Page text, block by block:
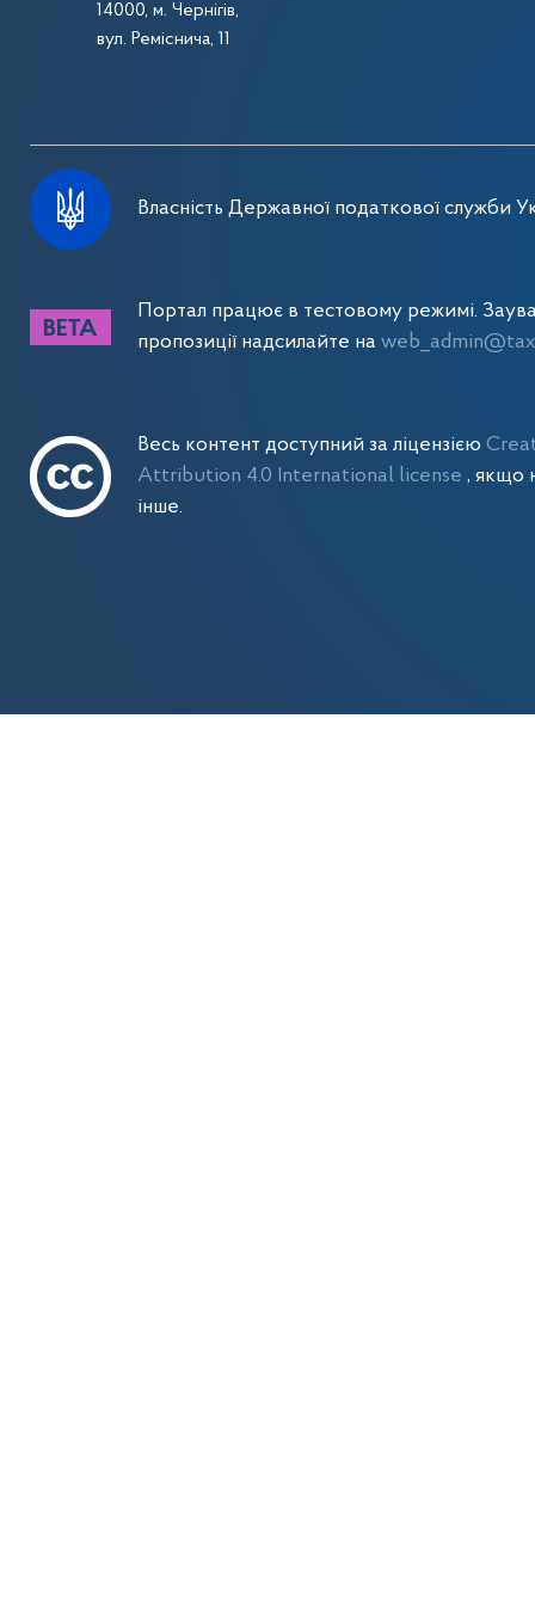
14000, м. Чернігів,
вул. Реміснича, 11
Власність Державної податкової служби
Портал працює в тестовому режимі.
пропозиції надсилайте на
Весь контент доступний за ліцензією
Attribution 4.0 International license , якщо
інше.